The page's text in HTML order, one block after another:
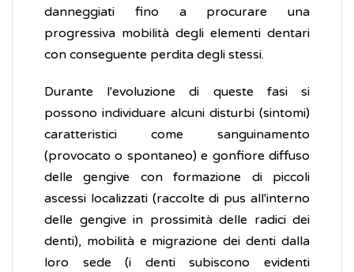
danneggiati fino a procurare una
progressiva mobilità degli elementi dentari
con conseguente perdita degli stessi.
Durante l'evoluzione di queste fasi si
possono individuare alcuni disturbi (sintomi)
caratteristici come sanguinamento
(provocato o spontaneo) e gonfiore diffuso
delle gengive con formazione di piccoli
ascessi localizzati (raccolte di pus all'interno
delle gengive in prossimità delle radici dei
denti), mobilità e migrazione dei denti dalla
loro sede (i denti subiscono evidenti